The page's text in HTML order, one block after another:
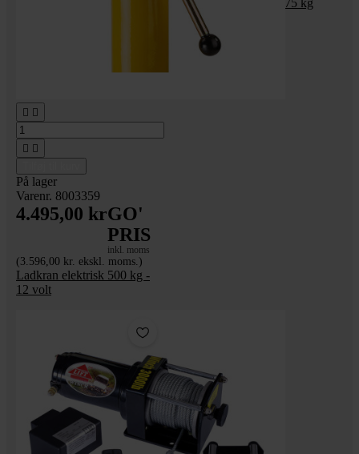
 
 
På lager
Varenr. 8003359
4.495,00 krGO'
PRIS
inkl. moms
(3.596,00 kr. ekskl. moms.)
Ladkran elektrisk 500 kg -
12 volt